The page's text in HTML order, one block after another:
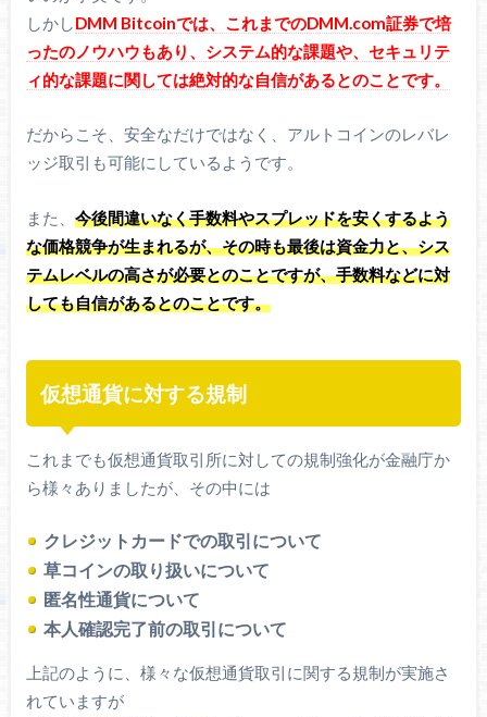
しかし DMM Bitcoinでは、これまでのDMM.com証券で培
ったのノウハウもあり、システム的な課題や、セキュリテ
ィ的な課題に関しては絶対的な自信があるとのことです。
だからこそ、安全なだけではなく、アルトコインのレバレ
ッジ取引も可能にしているようです。
また、 今後間違いなく手数料やスプレッドを安くするよう
な価格競争が生まれるが、その時も最後は資金力と、シス
テムレベルの高さが必要とのことですが、手数料などに対
しても自信があるとのことです。
仮想通貨に対する規制
これまでも仮想通貨取引所に対しての規制強化が金融庁か
ら様々ありましたが、その中には
クレジットカードでの取引について
草コインの取り扱いについて
匿名性通貨について
本人確認完了前の取引について
上記のように、様々な仮想通貨取引に関する規制が実施さ
れていますが